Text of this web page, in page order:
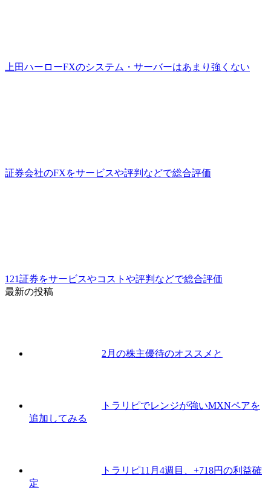
上田ハーローFXのシステム・サーバーはあまり強くない
証券会社のFXをサービスや評判などで総合評価
121証券をサービスやコストや評判などで総合評価
最新の投稿
2月の株主優待のオススメと
トラリピでレンジが強いMXNペアを
追加してみる
トラリピ11月4週目、+718円の利益確
定